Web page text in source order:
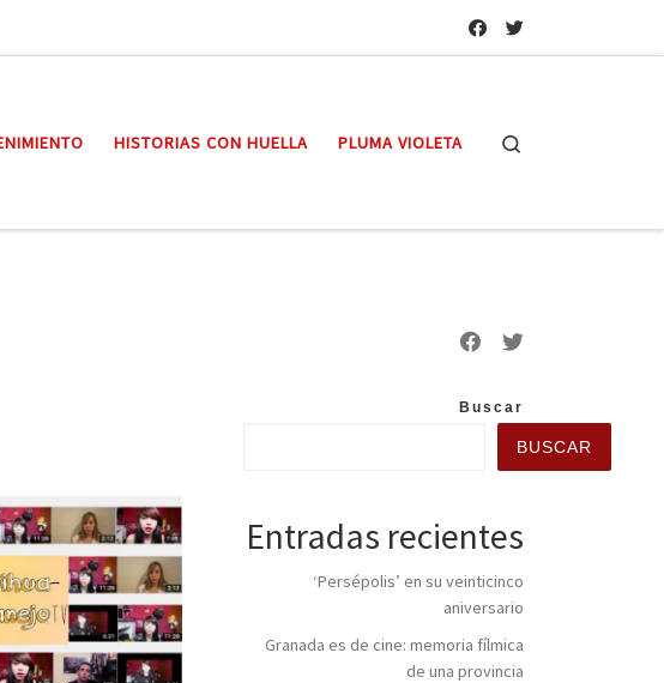
HISTORIAS CON HUELLA PLUMA VIOLETA
Buscar
BUSCAR
Entradas recientes
‘Persépolis’ en su veinticinco
aniversario
Granada es de cine: memoria fílmica
de una provincia